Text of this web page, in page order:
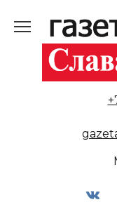
содержанию